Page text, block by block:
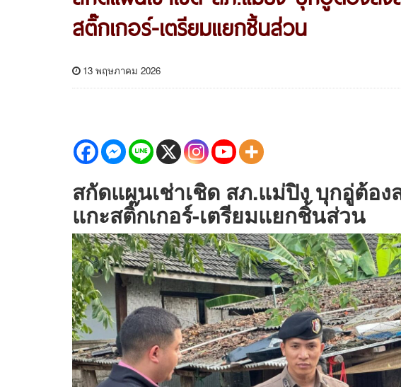
สติ๊กเกอร์-เตรียมแยกชิ้นส่วน
13 พฤษภาคม 2026
สกัดแผนเช่าเชิด สภ.แม่ปิง บุกอู่ต้อง
แกะสติ๊กเกอร์-เตรียมแยกชิ้นส่วน